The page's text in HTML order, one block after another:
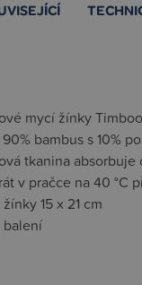
mycí žínky
bambus s 10%
tkanina
v pračce na 40 °C
15 x 21 cm
balení